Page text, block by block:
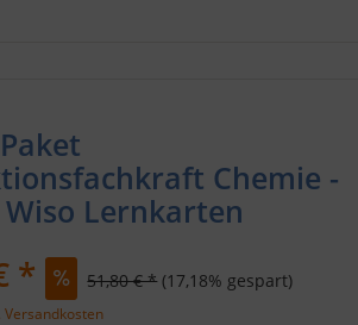
Chemie -
Wiso Lernkarten
* 51,80 € * (17,18% gespart)
Versandkosten